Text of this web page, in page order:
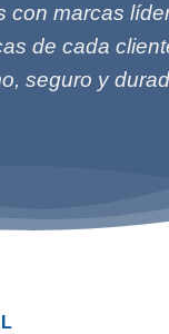
con marcas
de cada
seguro y